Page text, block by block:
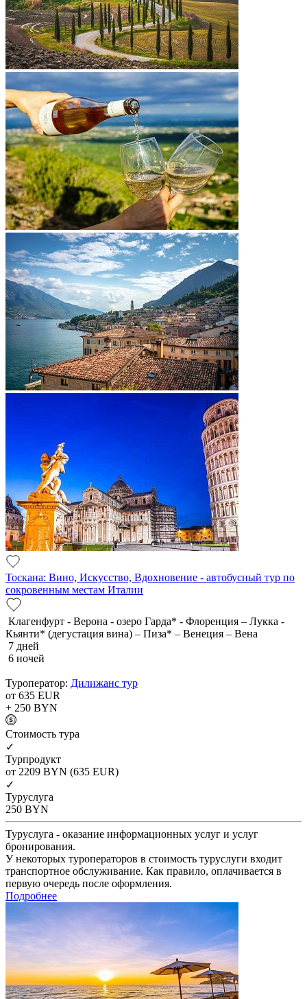
Тоскана: Вино, Искусство, Вдохновение - автобусный тур по
сокровенным местам Италии
Клагенфурт - Верона - озеро Гарда* - Флоренция – Лукка -
Кьянти* (дегустация вина) – Пиза* – Венеция – Вена
7 дней
6 ночей
Туроператор: Дилижанс тур
от 635 EUR
+ 250 BYN
Cтоимость тура
✓
Турпродукт
от 2209 BYN (635 EUR)
✓
Туруслуга
250 BYN
Туруслуга - оказание информационных услуг и услуг
бронирования.
У некоторых туроператоров в стоимость туруслуги входит
транспортное обслуживание. Как правило, оплачивается в
первую очередь после оформления.
Подробнее